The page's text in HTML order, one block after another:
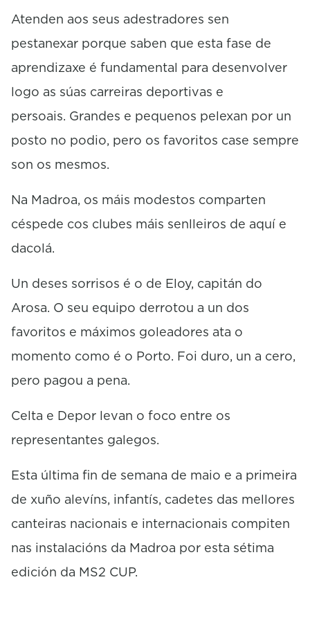
o
d
Atenden aos seus adestradores sen
pestanexar porque saben que esta fase de
aprendizaxe é fundamental para desenvolver
logo as súas carreiras deportivas e
persoais. Grandes e pequenos pelexan por un
posto no podio, pero os favoritos case sempre
son os mesmos.
Na Madroa, os máis modestos comparten
céspede cos clubes máis senlleiros de aquí e
dacolá.
Un deses sorrisos é o de Eloy, capitán do
Arosa. O seu equipo derrotou a un dos
favoritos e máximos goleadores ata o
momento como é o Porto. Foi duro, un a cero,
pero pagou a pena.
Celta e Depor levan o foco entre os
representantes galegos.
Esta última fin de semana de maio e a primeira
de xuño alevíns, infantís, cadetes das mellores
canteiras nacionais e internacionais compiten
nas instalacións da Madroa por esta sétima
edición da MS2 CUP.